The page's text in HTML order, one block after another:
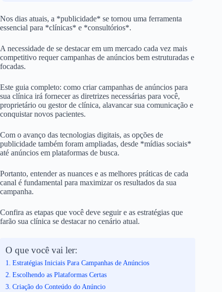
Nos dias atuais, a *publicidade* se tornou uma ferramenta
essencial para *clínicas* e *consultórios*.
A necessidade de se destacar em um mercado cada vez mais
competitivo requer campanhas de anúncios bem estruturadas e
focadas.
Este guia completo: como criar campanhas de anúncios para
sua clínica irá fornecer as diretrizes necessárias para você,
proprietário ou gestor de clínica, alavancar sua comunicação e
conquistar novos pacientes.
Com o avanço das tecnologias digitais, as opções de
publicidade também foram ampliadas, desde *mídias sociais*
até anúncios em plataformas de busca.
Portanto, entender as nuances e as melhores práticas de cada
canal é fundamental para maximizar os resultados da sua
campanha.
Confira as etapas que você deve seguir e as estratégias que
farão sua clínica se destacar no cenário atual.
O que você vai ler:
Estratégias Iniciais Para Campanhas de Anúncios
Escolhendo as Plataformas Certas
Criação do Conteúdo do Anúncio